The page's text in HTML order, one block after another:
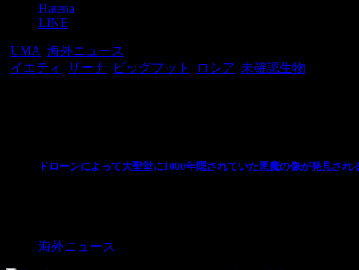
Hatena
LINE
UMA 海外ニュース
イエティ ザーナ ビッグフット ロシア 未確認生物
ドローンによって大聖堂に1000年隠されていた悪魔の像が発見され
海外ニュース